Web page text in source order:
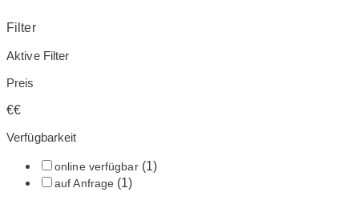
Filter
Aktive Filter
Preis
€€
Verfügbarkeit
online verfügbar(1)
auf Anfrage (1)